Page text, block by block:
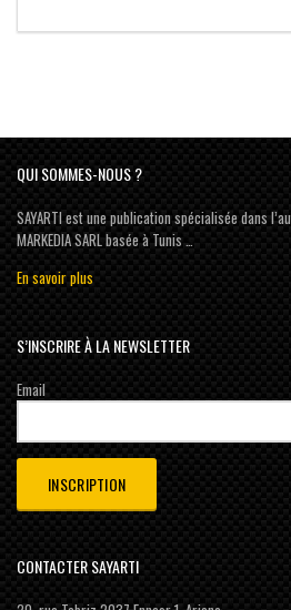
QUI SOMMES-NOUS ?
SAYARTI est une publication spécialisée dans
MARKEDIA SARL basée à Tunis …
En savoir plus
S’INSCRIRE À LA NEWSLETTER
Email
CONTACTER SAYARTI